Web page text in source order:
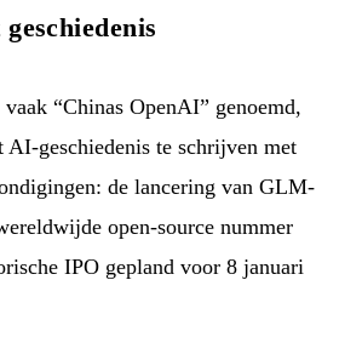
“Chinas OpenAI” genoemd,
AI-geschiedenis te schrijven met
de lancering van GLM-
open-source nummer
IPO gepland voor 8 januari